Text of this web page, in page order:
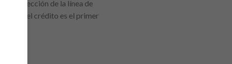
la elección de la línea de
desea el crédito es el primer